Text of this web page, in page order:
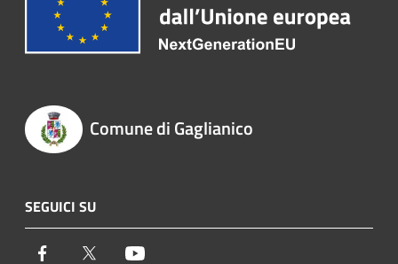
Comune di Gaglianico
SEGUICI SU
Facebook Twitter